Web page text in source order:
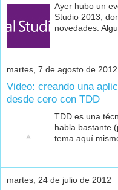
Ayer hubo un
Studio 2013,
novedades.
martes, 7 de agosto de 2012
Video: creando una
desde cero con TDD
TDD es una
habla bastante
tema aquí
martes, 24 de julio de 2012